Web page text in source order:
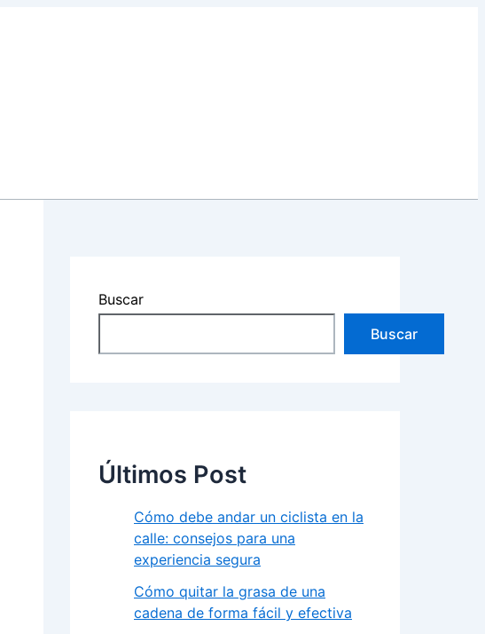
Buscar
Buscar
Últimos Post
Cómo debe andar un ciclista en la
calle: consejos para una
experiencia segura
Cómo quitar la grasa de una
cadena de forma fácil y efectiva